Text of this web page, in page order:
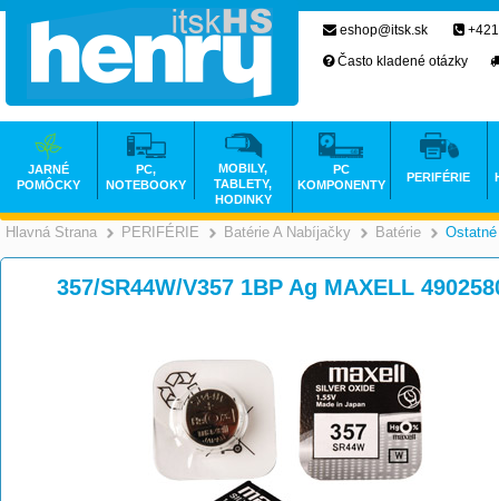
Hlavná Strana >
PERIFÉRIE >
Batérie A Nabíjačky >
Batérie Ostatné
357/SR44W/V357 1BP Ag MAXELL
eshop@itsk.sk
Často kladené otázky
JARNÉ
POMÔCKY
PC,
NOTEBOOKY
MOBILY,
TABLETY,
HODINKY
PC
KOMPONENTY
PERIFÉRIE